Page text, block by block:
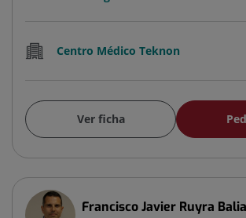
Centro Médico Teknon
Ver ficha
Francisco Javier Ruyra